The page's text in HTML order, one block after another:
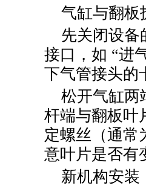
气缸与翻板
先关闭设备
接口，如 “进
下气管接头的
松开气缸两
杆端与翻板叶
定螺丝（通常
意叶片是否有
新机构安装